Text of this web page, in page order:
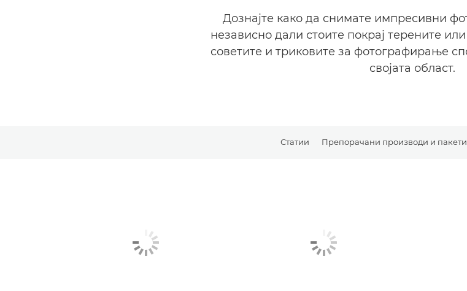
Дознајте како да снимате импресивни
независно дали стоите покрај терените
советите и триковите за фотографирање
својата област.
Статии Препорачани производи и пакети